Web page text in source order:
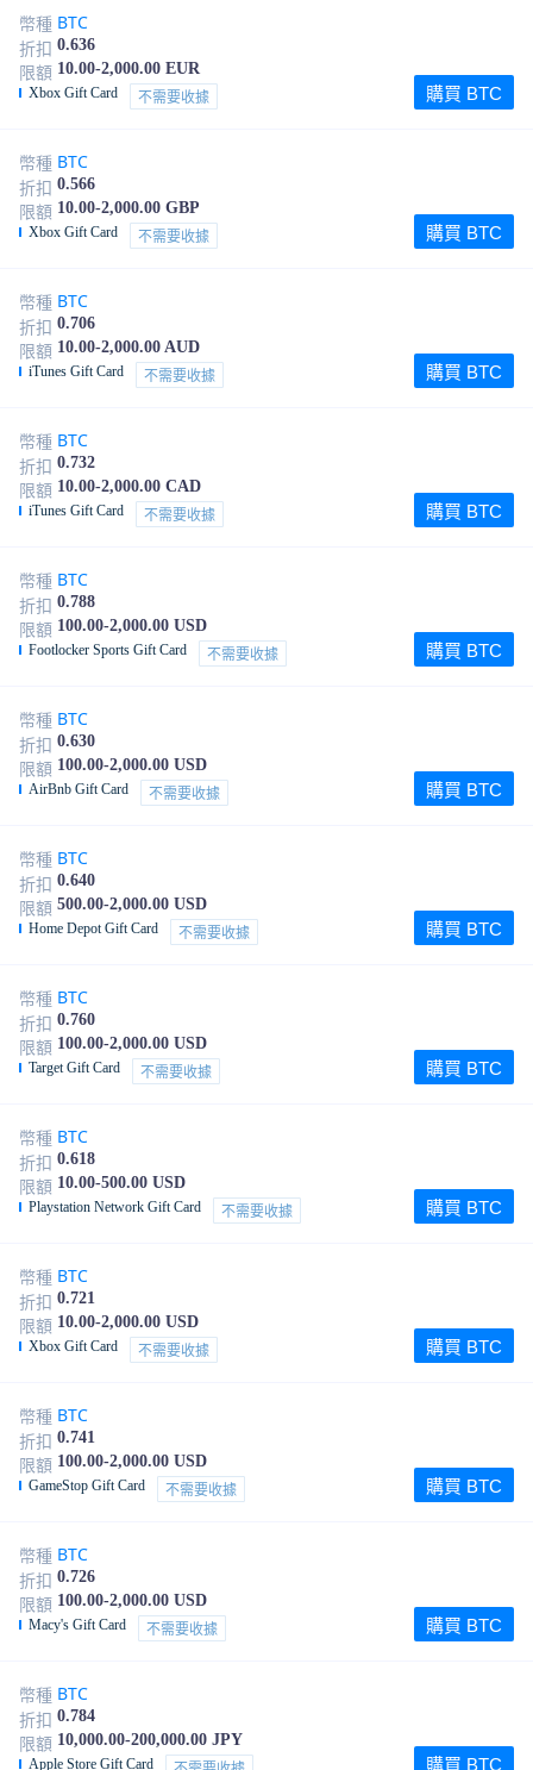
幣種 BTC
折扣 0.636
限額 10.00-2,000.00 EUR
Xbox Gift Card 不需要收據 購買 BTC
幣種 BTC
折扣 0.566
限額 10.00-2,000.00 GBP
Xbox Gift Card 不需要收據 購買 BTC
幣種 BTC
折扣 0.706
限額 10.00-2,000.00 AUD
iTunes Gift Card 不需要收據 購買 BTC
幣種 BTC
折扣 0.732
限額 10.00-2,000.00 CAD
iTunes Gift Card 不需要收據 購買 BTC
幣種 BTC
折扣 0.788
限額 100.00-2,000.00 USD
Footlocker Sports Gift Card 不需要收據 購買 BTC
幣種 BTC
折扣 0.630
限額 100.00-2,000.00 USD
AirBnb Gift Card 不需要收據 購買 BTC
幣種 BTC
折扣 0.640
限額 500.00-2,000.00 USD
Home Depot Gift Card 不需要收據 購買 BTC
幣種 BTC
折扣 0.760
限額 100.00-2,000.00 USD
Target Gift Card 不需要收據 購買 BTC
幣種 BTC
折扣 0.618
限額 10.00-500.00 USD
Playstation Network Gift Card 不需要收據 購買 BTC
幣種 BTC
折扣 0.721
限額 10.00-2,000.00 USD
Xbox Gift Card 不需要收據 購買 BTC
幣種 BTC
折扣 0.741
限額 100.00-2,000.00 USD
GameStop Gift Card 不需要收據 購買 BTC
幣種 BTC
折扣 0.726
限額 100.00-2,000.00 USD
Macy's Gift Card 不需要收據 購買 BTC
幣種 BTC
折扣 0.784
限額 10,000.00-200,000.00 JPY
Apple Store Gift Card 購買 BTC